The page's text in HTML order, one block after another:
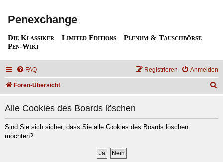
Penexchange
Die Klassiker Limited Editions
Plenum & Tauschbörse
Pen-Wiki
FAQ Anmelden
Registrieren
Foren-Übersicht
Alle Cookies des Boards löschen
Sind Sie sich sicher, dass Sie alle Cookies des Boards löschen
möchten?